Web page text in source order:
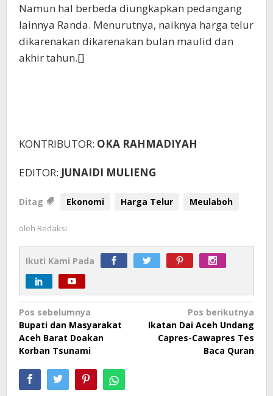
Namun hal berbeda diungkapkan pedangang
lainnya Randa. Menurutnya, naiknya harga telur
dikarenakan dikarenakan bulan maulid dan
akhir tahun.[]
KONTRIBUTOR: OKA RAHMADIYAH
EDITOR: JUNAIDI MULIENG
Ditag Ekonomi Harga Telur Meulaboh
oleh Redaksi
Ikuti Kami Pada
Navigasi
pos
Pos sebelumnya
Bupati dan Masyarakat
Aceh Barat Doakan
Korban Tsunami
Pos berikutnya
Ikatan Dai Aceh Undang
Capres-Cawapres Tes
Baca Quran